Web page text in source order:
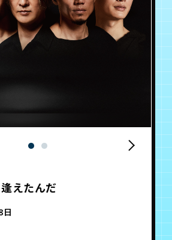
員制ファンクラブ
お知らせ
FC NEWS MOVIE
クラブ
えたんだ